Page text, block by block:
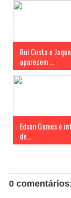
Rui Costa e
aparecem ...
Edson Gomes é
de...
0